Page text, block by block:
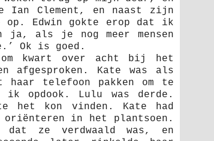
Ian Clement, en naast zijn
Edwin gokte erop dat ik
ja, als je nog meer mensen
Ok is goed.
kwart over acht bij het
afgesproken. Kate was als
telefoon pakken om te
opdook. Lulu was derde.
het kon vinden. Kate had
oriënteren in het plantsoen.
ze verdwaald was, en